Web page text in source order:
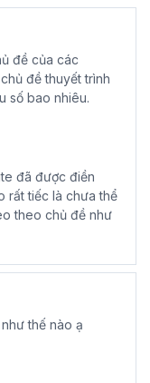
đề của các
đề thuyết trình
số bao nhiêu.
đã được điền
rất tiếc là chưa thể
theo chủ đề như
thế nào ạ